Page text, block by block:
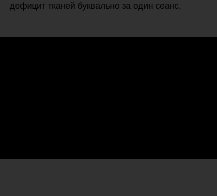
дефицит тканей буквально за один сеанс.